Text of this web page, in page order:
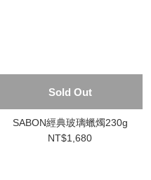
Sold Out
SABON經典玻璃蠟燭230g
NT$1,680